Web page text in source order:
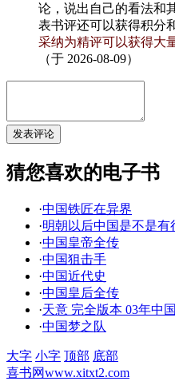
论，说出自己的看法和
表书评还可以获得积分
采纳为精评可以获得大
（于 2026-08-09）
猜您喜欢的电子书
·中国铁匠在异界
·明朝以后中国是不是有
·中国皇帝全传
·中国狙击手
·中国近代史
·中国皇后全传
·天意 完全版本 03年中国
·中国梦之队
大字 小字 顶部 底部
喜书网www.xitxt2.com